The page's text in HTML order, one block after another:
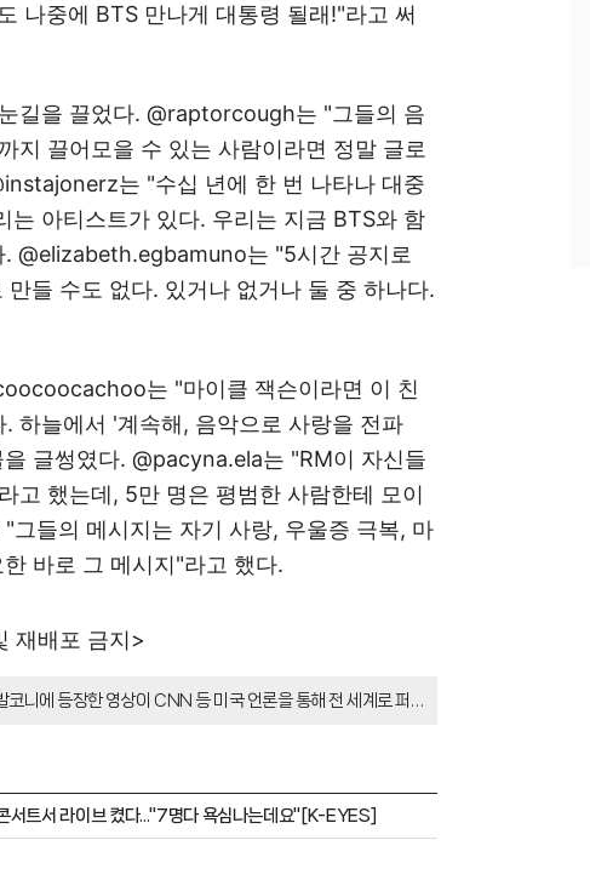
중에 BTS 만나게 대통령 될래!"라고 써
길을 끌었다. @raptorcough는 "그들의 음
지 끌어모을 수 있는 사람이라면 정말 글로
는 "수십 년에 한 번 나타나 대중
는 아티스트가 있다. 우리는 지금 BTS와 함
@elizabeth.egbamuno는 "5시간 공지로
들 수도 없다. 있거나 없거나 둘 중 하나다.
는 "마이클 잭슨이라면 이 친
하늘에서 '계속해, 음악으로 사랑을 전파
글썽였다. @pacyna.ela는 "RM이 자신들
고 했는데, 5만 명은 평범한 사람한테 모이
들의 메시지는 자기 사랑, 우울증 극복, 마
바로 그 메시지"라고 했다.
재배포 금지>
니에 등장한 영상이 CNN 등 미국 언론을 통해 전 세계로 퍼지
서트서 라이브 켰다..."7명다 욕심나는데요"[K-EYES]